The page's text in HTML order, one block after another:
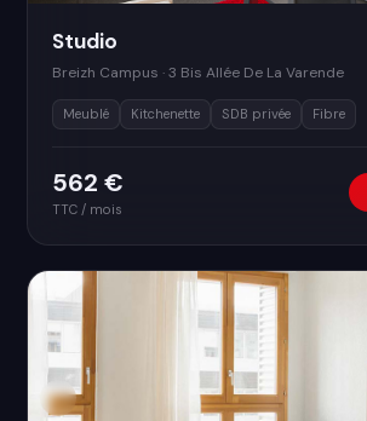
Studio
Breizh Campus · 3 Bis Allée De La Varende
Meublé Kitchenette SDB privée Fibre
562 €
TTC / mois